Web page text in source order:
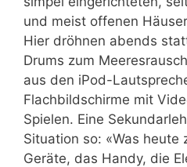
und meist offenen
Hier dröhnen abends
Drums zum
aus den iPod-
Flachbildschirme mit
Spielen. Eine
Situation so: «Was heute
Geräte, das Handy, die